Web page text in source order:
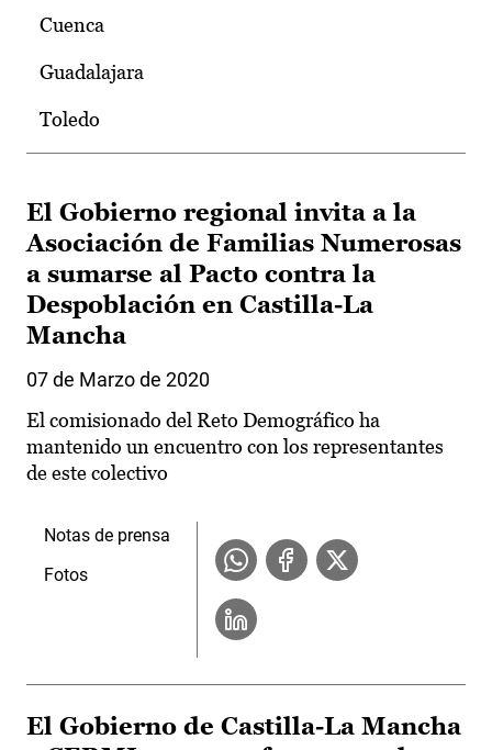
Cuenca
Guadalajara
Toledo
El Gobierno regional invita a la
Asociación de Familias Numerosas
a sumarse al Pacto contra la
Despoblación en Castilla-La
Mancha
07 de Marzo de 2020
El comisionado del Reto Demográfico ha
mantenido un encuentro con los representantes
de este colectivo
Notas de prensa
Fotos
El Gobierno de Castilla-La Mancha